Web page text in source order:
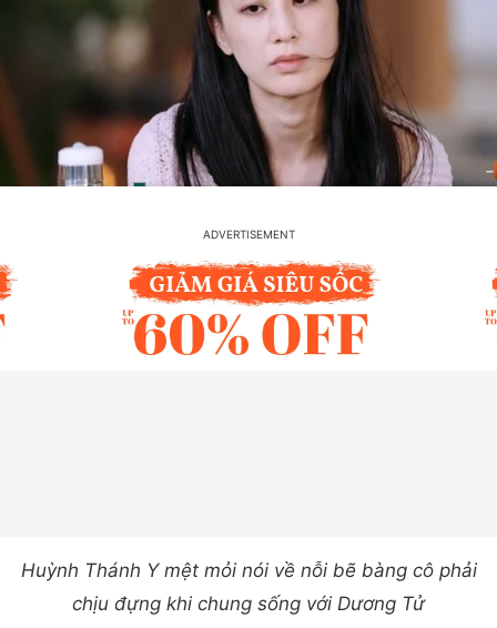
Huỳnh Thánh Y mệt mỏi nói về nỗi bẽ bàng cô phải
chịu đựng khi chung sống với Dương Tử